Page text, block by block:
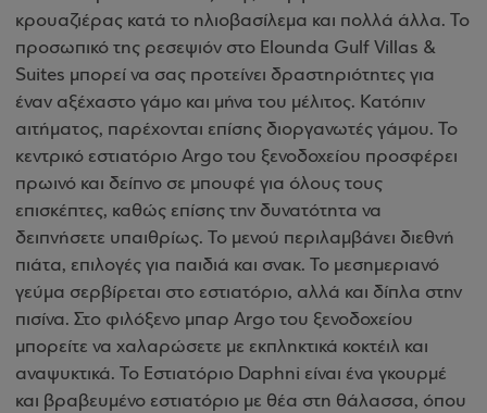
κρουαζιέρας κατά το ηλιοβασίλεμα και πολλά άλλα. Το
προσωπικό της ρεσεψιόν στο Elounda Gulf Villas &
Suites μπορεί να σας προτείνει δραστηριότητες για
έναν αξέχαστο γάμο και μήνα του μέλιτος. Κατόπιν
αιτήματος, παρέχονται επίσης διοργανωτές γάμου. Το
κεντρικό εστιατόριο Argo του ξενοδοχείου προσφέρει
πρωινό και δείπνο σε μπουφέ για όλους τους
επισκέπτες, καθώς επίσης την δυνατότητα να
δειπνήσετε υπαιθρίως. Το μενού περιλαμβάνει διεθνή
πιάτα, επιλογές για παιδιά και σνακ. Το μεσημεριανό
γεύμα σερβίρεται στο εστιατόριο, αλλά και δίπλα στην
πισίνα. Στο φιλόξενο μπαρ Argo του ξενοδοχείου
μπορείτε να χαλαρώσετε με εκπληκτικά κοκτέιλ και
αναψυκτικά. Το Εστιατόριο Daphni είναι ένα γκουρμέ
και βραβευμένο εστιατόριο με θέα στη θάλασσα, όπου